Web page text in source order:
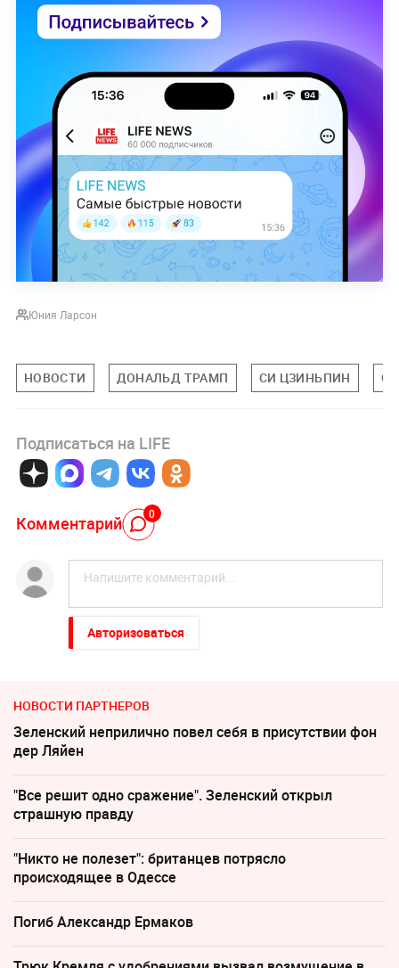
Юния Ларсон
НОВОСТИ ДОНАЛЬД ТРАМП СИ ЦЗИНЬПИН
Подписаться на LIFE
Комментарий 0
Авторизоваться
НОВОСТИ ПАРТНЕРОВ
Зеленский неприлично повел cебя в присутствии фон
дер Ляйен
"Все решит одно сражение". Зеленский открыл
страшную правду
"Никто не полезет": британцев потрясло
происходящее в Одессе
Погиб Александр Ермаков